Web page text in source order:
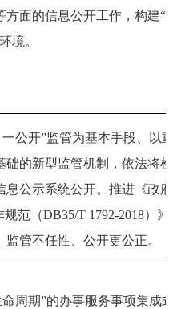
方面的信息公开工作，构建“亲
境。
公开”监管为基本手段、以重
础的新型监管机制，依法将检
息公示系统公开。推进《政府
规范（DB35/T 1792-2018）》
管不任性、公开更公正。
周期”的办事服务事项集成式